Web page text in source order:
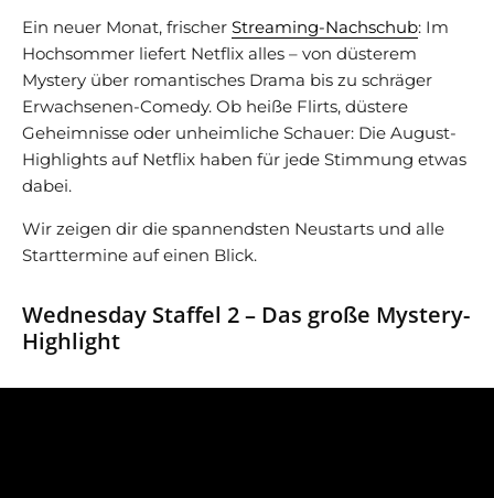
Ein neuer Monat, frischer Streaming-Nachschub: Im
Hochsommer liefert Netflix alles – von düsterem
Mystery über romantisches Drama bis zu schräger
Erwachsenen-Comedy. Ob heiße Flirts, düstere
Geheimnisse oder unheimliche Schauer: Die August-
Highlights auf Netflix haben für jede Stimmung etwas
dabei.
Wir zeigen dir die spannendsten Neustarts und alle
Starttermine auf einen Blick.
Wednesday Staffel 2 – Das große Mystery-
Highlight